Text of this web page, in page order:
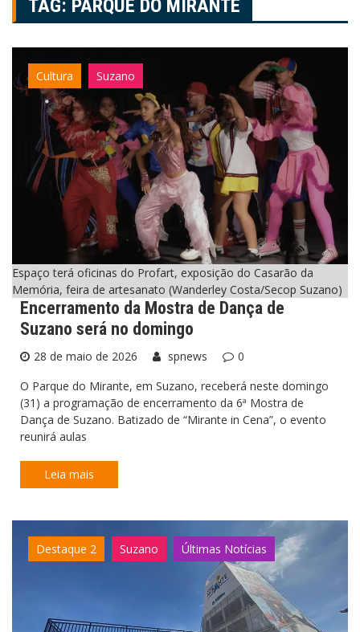
TAG: PARQUE DO MIRANTE
Espaço terá oficinas do Profart, exposição do Casarão da
Memória, feira de artesanato (Wanderley Costa/Secop Suzano)
Cultura Suzano
Encerramento da Mostra de Dança de
Suzano será no domingo
28 de maio de 2026 spnews
0
O Parque do Mirante, em Suzano, receberá neste domingo
(31) a programação de encerramento da 6ª Mostra de
Dança de Suzano. Batizado de “Mirante in Cena”, o evento
reunirá aulas
Leia mais
Destaque 2 Suzano Últimas Notícias